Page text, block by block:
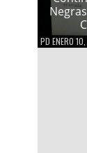
PD ENERO